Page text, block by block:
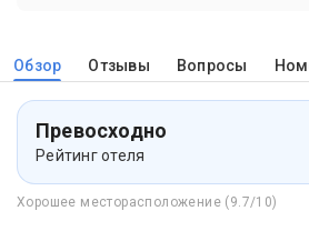
Обзор Отзывы Вопросы
Превосходно
Рейтинг отеля
Хорошее месторасположение (9.7/10)